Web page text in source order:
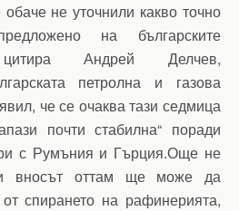
не уточнили какво точно
на българските
цитира Андрей Делчев,
петролна и газова
че се очаква тази седмица
почти стабилна“ поради
с Румъния и Гърция.Още не
вносът оттам ще може да
спирането на рафинерията,